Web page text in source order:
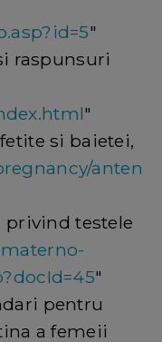
"
raspunsuri
"
si baietei,
anten
testele
"
pentru
a femeii